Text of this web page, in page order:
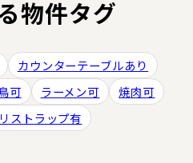
物件タグ
カウンターテーブルあり
可 ラーメン可
焼肉可
ストラップ有